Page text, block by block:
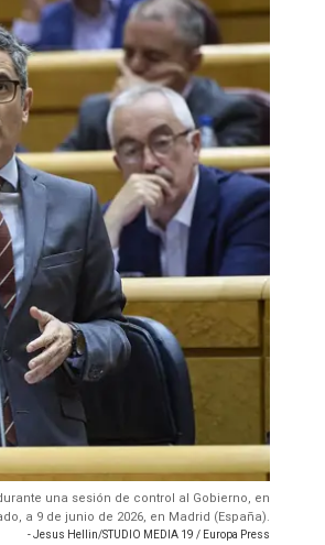
una sesión de control al Gobierno, en
a 9 de junio de 2026, en Madrid (España).
- Jesus Hellin/STUDIO MEDIA 19 / Europa Press